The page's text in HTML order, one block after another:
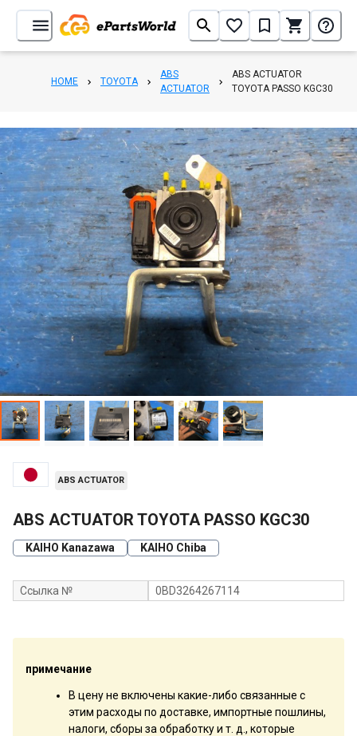
HOME TOYOTA
ABS
ACTUATOR
ABS ACTUATOR
TOYOTA PASSO KGC30
1/6
ABS ACTUATOR
ABS ACTUATOR TOYOTA PASSO KGC30
KAIHO Kanazawa KAIHO Chiba
Ссылка № 0BD3264267114
примечание
В цену не включены какие-либо связанные с
этим расходы по доставке, импортные пошлины,
налоги, сборы за обработку и т. д., которые